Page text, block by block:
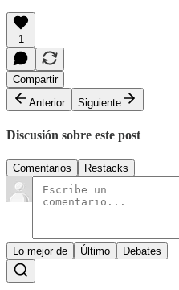
1
Compartir
Anterior
Siguiente
Discusión sobre este post
Comentarios Restacks
Lo mejor de Último Debates